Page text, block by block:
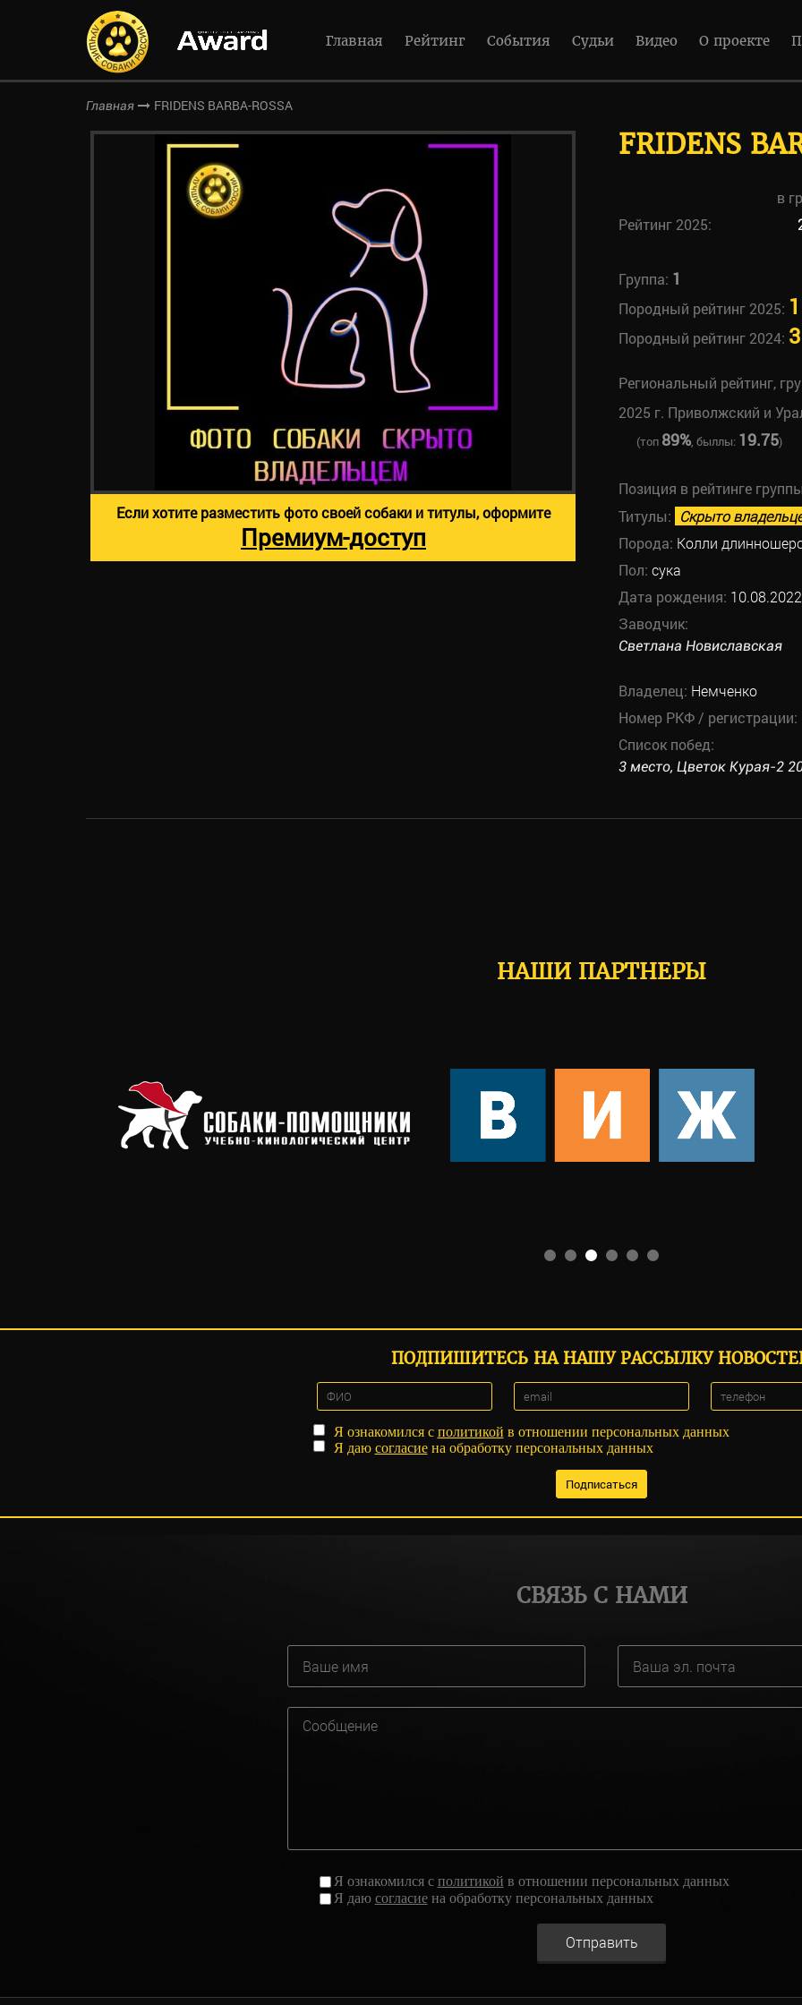
Главная Рейтинг События Судьи Видео О проекте
Главная FRIDENS BARBA-ROSSA
FRIDENS
в
Рейтинг 2025:
Группа: 1
Породный рейтинг 2025:
Породный рейтинг 2024:
Региональный рейтинг,
2025 г. Приволжский и
(топ 89%, быллы: 19.75)
Позиция в рейтинге
Титулы: Скрыто
Порода: Колли
Пол: сука
Дата рождения: 10.08.2022
Заводчик:
Светлана Новиславская
Владелец: Немченко
Номер РКФ / регистрации:
Список побед:
3 место, Цветок Курая-2
Если хотите разместить фото своей собаки и титулы, оформите
Премиум-доступ
НАШИ ПАРТНЕРЫ
ПОДПИШИТЕСЬ НА НАШУ РАССЫЛКУ
Я ознакомился с политикой в отношении персональных данных
Я даю согласиена обработку персональных данных
СВЯЗЬ С НАМИ
Я ознакомился с политикой в отношении персональных данных
Я даю согласиена обработку персональных данных
Отправить